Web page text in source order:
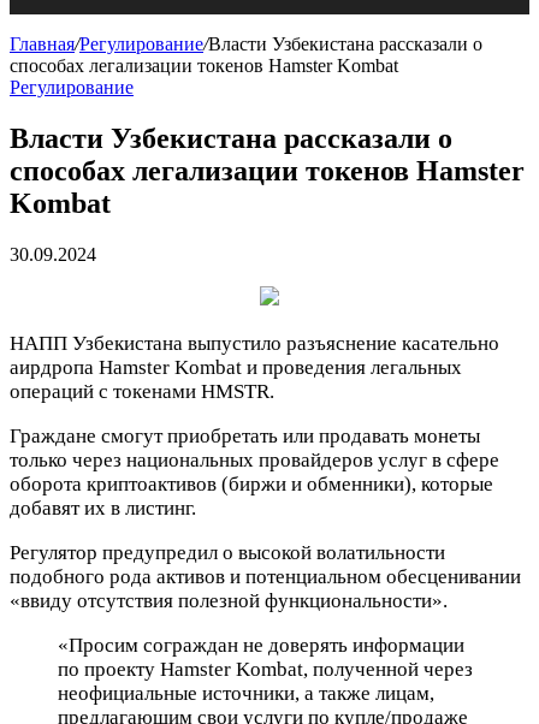
Главная/Регулирование/Власти Узбекистана рассказали о
способах легализации токенов Hamster Kombat
Регулирование
Власти Узбекистана рассказали о
способах легализации токенов Hamster
Kombat
30.09.2024
НАПП Узбекистана выпустило разъяснение касательно
аирдропа Hamster Kombat и проведения легальных
операций с токенами HMSTR.
Граждане смогут приобретать или продавать монеты
только через национальных провайдеров услуг в сфере
оборота криптоактивов (биржи и обменники), которые
добавят их в листинг.
Регулятор предупредил о высокой волатильности
подобного рода активов и потенциальном обесценивании
«ввиду отсутствия полезной функциональности».
«Просим сограждан не доверять информации
по проекту Hamster Kombat, полученной через
неофициальные источники, а также лицам,
предлагающим свои услуги по купле/продаже